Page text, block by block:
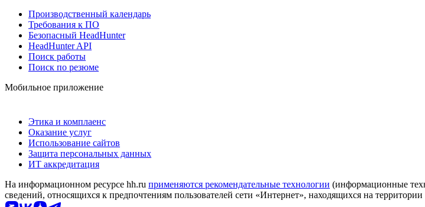
Производственный календарь
Требования к ПО
Безопасный HeadHunter
HeadHunter API
Поиск работы
Поиск по резюме
Мобильное приложение
Этика и комплаенс
Оказание услуг
Использование сайтов
Защита персональных данных
ИТ аккредитация
На информационном ресурсе hh.ru применяются рекомендательные технологии (информационные
сведений, относящихся к предпочтениям пользователей сети «Интернет», находящихся на